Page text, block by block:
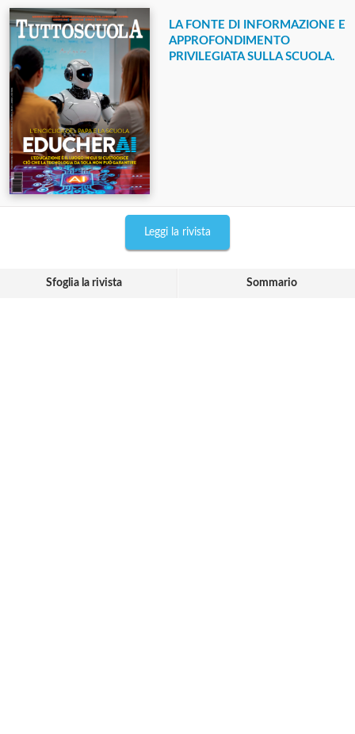
LA FONTE DI INFORMAZIONE E
APPROFONDIMENTO
PRIVILEGIATA SULLA SCUOLA.
Leggi la rivista
Sfoglia la rivista Sommario